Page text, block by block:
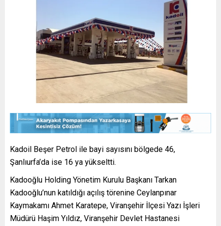
Kadoil Beşer Petrol ile bayi sayısını bölgede 46,
Şanlıurfa’da ise 16 ya yükseltti.
Kadooğlu Holding Yönetim Kurulu Başkanı Tarkan
Kadooğlu’nun katıldığı açılış törenine Ceylanpınar
Kaymakamı Ahmet Karatepe, Viranşehir İlçesi Yazı İşleri
Müdürü Haşim Yıldız, Viranşehir Devlet Hastanesi